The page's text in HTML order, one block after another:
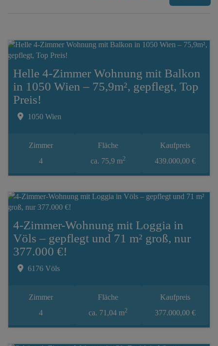
Helle 4-Zimmer Wohnung mit Balkon
in 1050 Wien – 75,9m², gepflegt, Top
Preis!
1050 Wien
Zimmer
4
Fläche
ca. 75,9 m2
Kaufpreis
439.000,00 €
4-Zimmer-Wohnung mit Loggia in
Völs – gepflegt und 71 m² groß, nur
377.000 €!
6176 Völs
Zimmer
4
Fläche
ca. 71,04 m2
Kaufpreis
377.000,00 €